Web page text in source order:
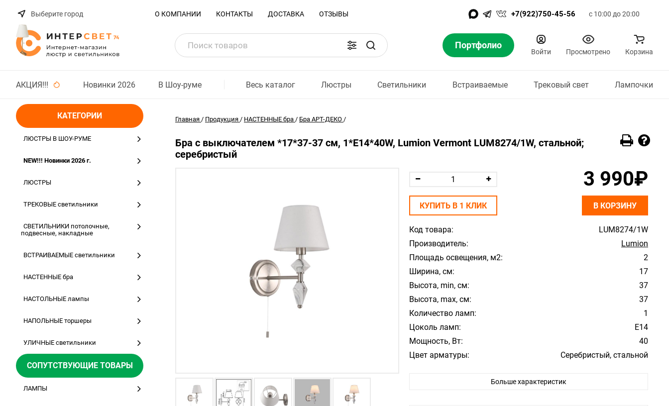
Выберите город О КОМПАНИИ КОНТАКТЫ ДОСТАВКА ОТЗЫВЫ +7(922)750-45-56 с 10:00 до 20:00
Портфолио
Войти Просмотрено Корзина
АКЦИЯ!!! Новинки 2026 В Шоу-руме Весь каталог Люстры Светильники Встраиваемые Трековый свет Лампочки
КАТЕГОРИИ
ЛЮСТРЫ В ШОУ-РУМЕ
NEW!!! Новинки 2026 г.
ЛЮСТРЫ
ТРЕКОВЫЕ светильники
СВЕТИЛЬНИКИ потолочные,
подвесные, накладные
ВСТРАИВАЕМЫЕ светильники
НАСТЕННЫЕ бра
НАСТОЛЬНЫЕ лампы
НАПОЛЬНЫЕ торшеры
УЛИЧНЫЕ светильники
СОПУТСТВУЮЩИЕ ТОВАРЫ
ЛАМПЫ
Главная / Продукция / НАСТЕННЫЕ бра / Бра АРТ-ДЕКО /
Бра с выключателем *17*37-37 см, 1*E14*40W, Lumion Vermont LUM8274/1W, стальной;
серебристый
Код товара:
LUM8274/1W
Производитель:
Lumion
Площадь освещения, м2:
2
Ширина, см:
17
Высота, min, см:
37
Высота, max, см:
37
Количество ламп:
1
Цоколь ламп:
E14
Мощность, Вт:
40
Цвет арматуры:
Серебристый, стальной
Материал плафона/абажура:Больше характеристик
3 990₽
КУПИТЬ В 1 КЛИК В КОРЗИНУ